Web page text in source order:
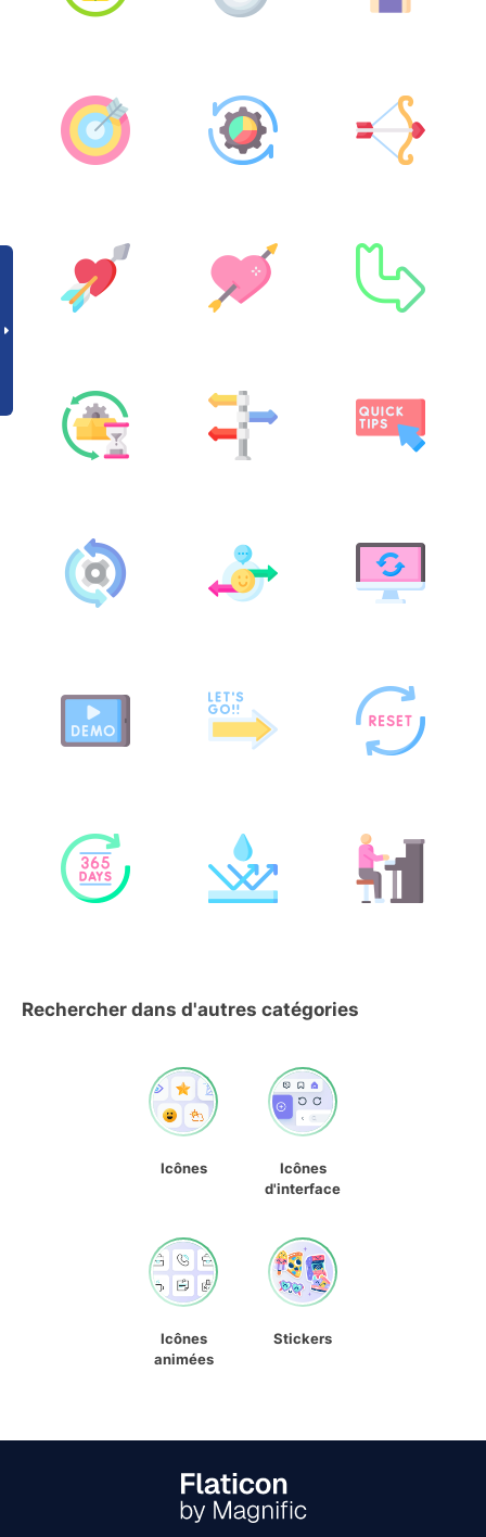
Rechercher dans d'autres catégories
Icônes
Icônes
d'interface
Icônes
animées
Stickers